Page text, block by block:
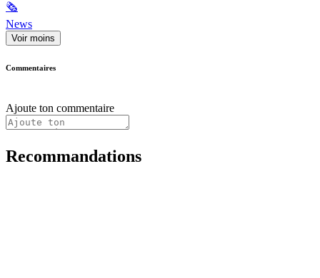
🗞
News
Voir moins
Commentaires
Ajoute ton commentaire
Recommandations